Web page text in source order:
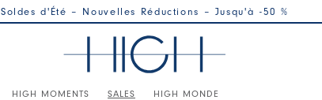
Soldes d'Été – Nouvelles Réductions – Jusqu'à -50 %
HIGH MOMENTS SALES HIGH MONDE